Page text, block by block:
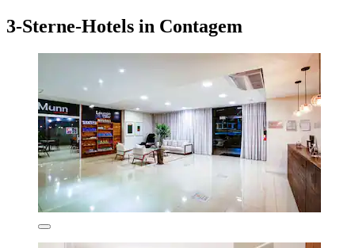
3-Sterne-Hotels in Contagem